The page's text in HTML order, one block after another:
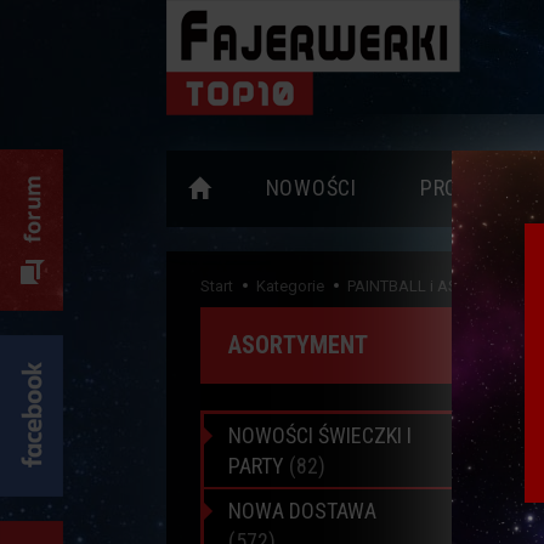
NOWOŚCI PROMOCJE
Start Kategorie PAINTBALL i ASG
ASORTYMENT
NOWOŚCI ŚWIECZKI I
PARTY (82)
NOWA DOSTAWA